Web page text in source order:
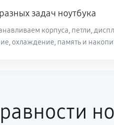
южного моста ноутбука
задач ноутбука
корпуса, петли,
охлаждение, память и